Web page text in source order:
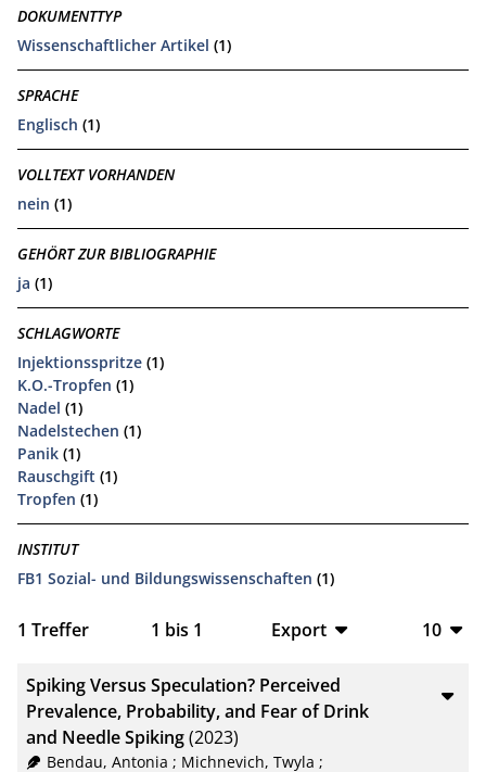
DOKUMENTTYP
Wissenschaftlicher Artikel (1)
SPRACHE
Englisch (1)
VOLLTEXT VORHANDEN
nein (1)
GEHÖRT ZUR BIBLIOGRAPHIE
ja (1)
SCHLAGWORTE
Injektionsspritze (1)
K.O.-Tropfen (1)
Nadel (1)
Nadelstechen (1)
Panik (1)
Rauschgift (1)
Tropfen (1)
INSTITUT
FB1 Sozial- und Bildungswissenschaften (1)
1 Treffer 1 bis 1
Export
CSV
RIS
10
20
Spiking Versus Speculation? Perceived
Prevalence, Probability, and Fear of Drink
and Needle Spiking(2023)
Bendau, Antonia ; Michnevich, Twyla ;